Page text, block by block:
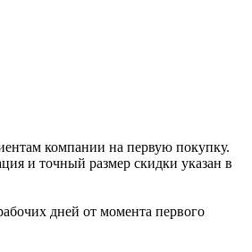
компании на первую покупку.
и точный размер скидки указан в
дней от момента первого